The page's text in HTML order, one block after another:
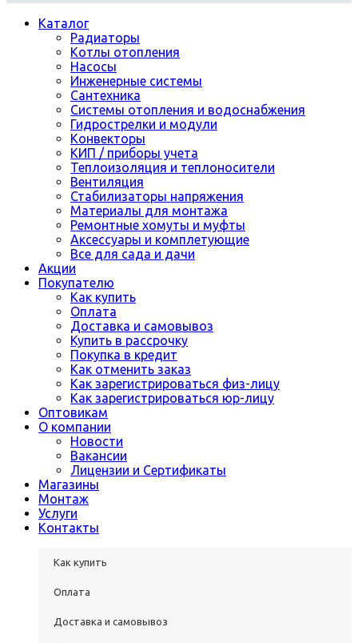
Каталог
Радиаторы
Котлы отопления
Насосы
Инженерные системы
Сантехника
Системы отопления и водоснабжения
Гидрострелки и модули
Конвекторы
КИП / приборы учета
Теплоизоляция и теплоносители
Вентиляция
Стабилизаторы напряжения
Материалы для монтажа
Ремонтные хомуты и муфты
Аксессуары и комплетующие
Все для сада и дачи
Акции
Покупателю
Как купить
Оплата
Доставка и самовывоз
Купить в рассрочку
Покупка в кредит
Как отменить заказ
Как зарегистрироваться физ-лицу
Как зарегистрироваться юр-лицу
Оптовикам
О компании
Новости
Вакансии
Лицензии и Сертификаты
Магазины
Монтаж
Услуги
Контакты
Как купить
Оплата
Доставка и самовывоз